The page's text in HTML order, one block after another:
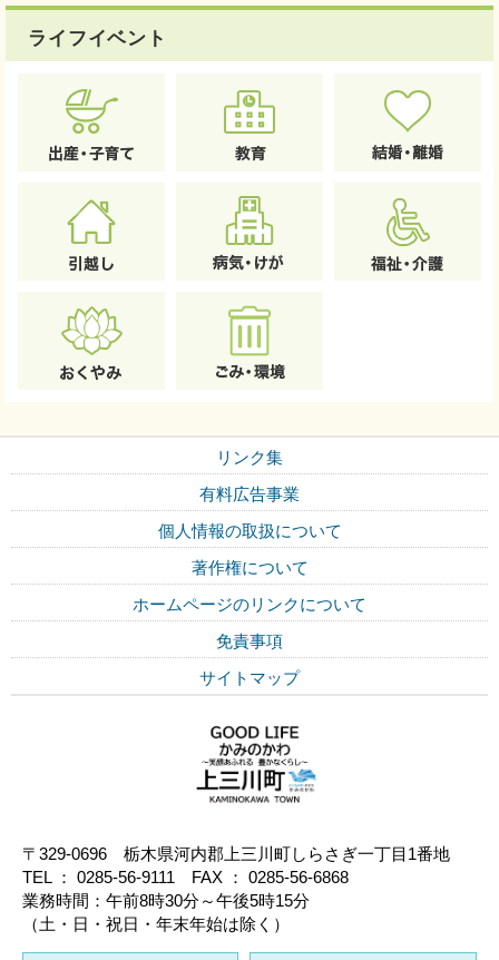
ライフイベント
リンク集
有料広告事業
個人情報の取扱について
著作権について
ホームページのリンクについて
免責事項
サイトマップ
〒329-0696 栃木県河内郡上三川町しらさぎ一丁目1番地
TEL ： 0285-56-9111 FAX ： 0285-56-6868
業務時間：午前8時30分～午後5時15分
（土・日・祝日・年末年始は除く）